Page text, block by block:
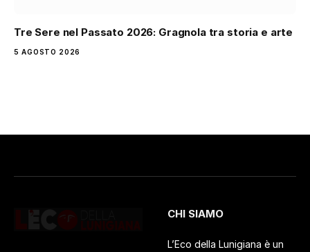
Tre Sere nel Passato 2026: Gragnola tra storia e arte
5 AGOSTO 2026
CHI SIAMO
L’Eco della Lunigiana è un